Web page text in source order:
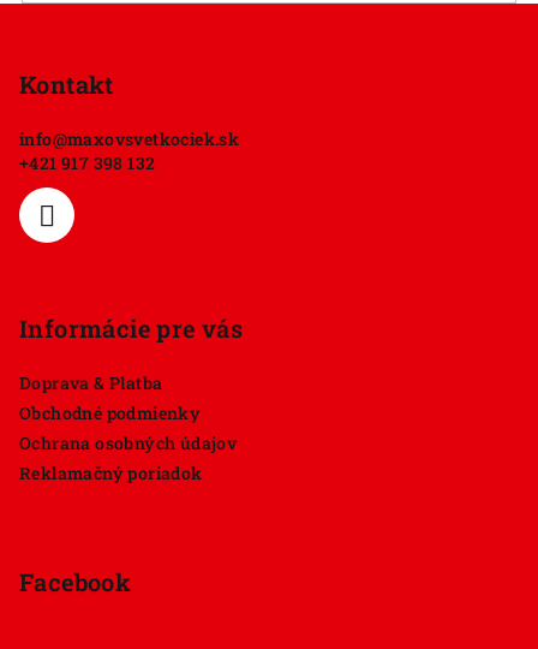
Kontakt
info@maxovsvetkociek.sk
+421 917 398 132
Informácie pre vás
Doprava & Platba
Obchodné podmienky
Ochrana osobných údajov
Reklamačný poriadok
Facebook